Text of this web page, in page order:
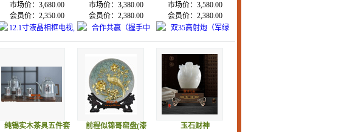
市场价：3,680.00
会员价：2,350.00
市场价：3,380.00
会员价：2,380.00
市场价：3,580.00
会员价：2,380.00
纯锡实木茶具五件套
前程似锦哥窑盘(漆
玉石财神